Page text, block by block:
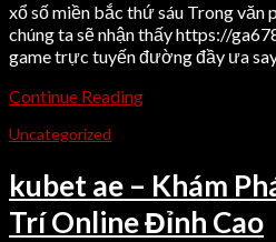
xổ số miền bắc thứ sáu Trong văn
chúng ta sẽ nhận thấy https://
game trực tuyến đường đầy ưa
Continue Reading
Uncategorized
kubet ae – Khám
Trí Online Đỉnh Cao